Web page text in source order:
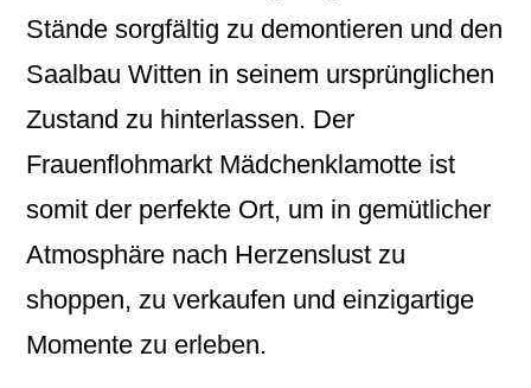
Stände sorgfältig zu demontieren und den
Saalbau Witten in seinem ursprünglichen
Zustand zu hinterlassen. Der
Frauenflohmarkt Mädchenklamotte ist
somit der perfekte Ort, um in gemütlicher
Atmosphäre nach Herzenslust zu
shoppen, zu verkaufen und einzigartige
Momente zu erleben.